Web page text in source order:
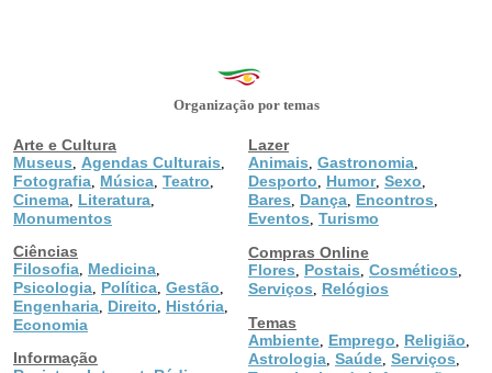
Organização por temas
Arte e Cultura
Museus
Agendas Culturais
Fotografia Música Teatro
Cinema Literatura
Monumentos
Ciências
Filosofia Medicina
Psicologia Política Gestão
Engenharia Direito História
Economia
Informação
Lazer
Animais Gastronomia
Desporto Humor, Sexo
Bares Dança Encontros
Eventos Turismo
Compras Online
Flores
Postais Cosméticos
Serviços
Relógios
Temas
Ambiente Emprego Religião
Astrologia Saúde Serviços